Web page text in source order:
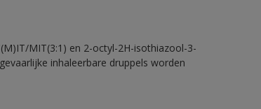
MIT(3:1) en 2-octyl-2H-isothiazool-3-
inhaleerbare druppels worden